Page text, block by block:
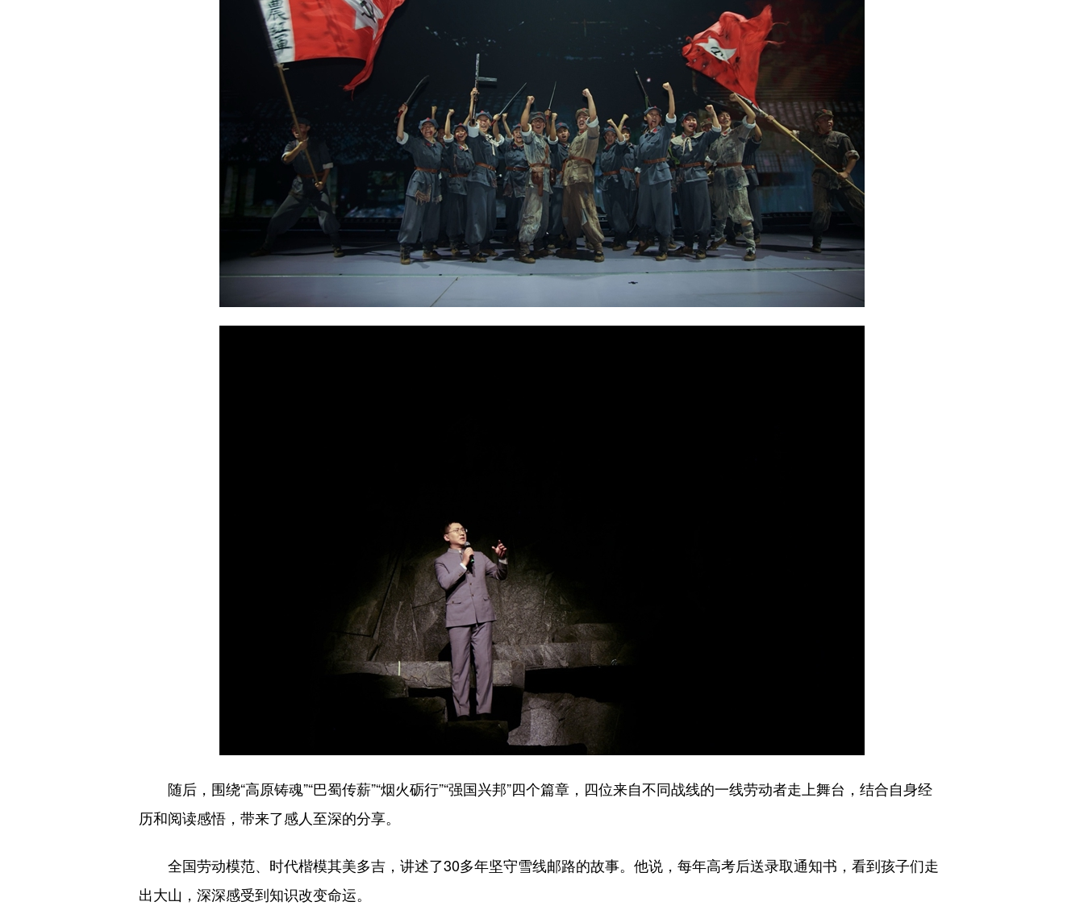
随后，围绕“高原铸魂”“巴蜀传薪”“烟火砺行”“强国兴邦”四个篇章，四位来自不同战线的一线劳动者走上舞台，结合自身经
历和阅读感悟，带来了感人至深的分享。
全国劳动模范、时代楷模其美多吉，讲述了30多年坚守雪线邮路的故事。他说，每年高考后送录取通知书，看到孩子们走
出大山，深深感受到知识改变命运。